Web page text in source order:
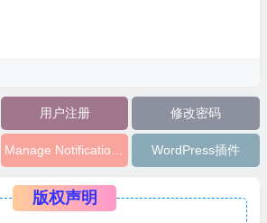
用户注册 修改密码
WordPress插件
版权声明